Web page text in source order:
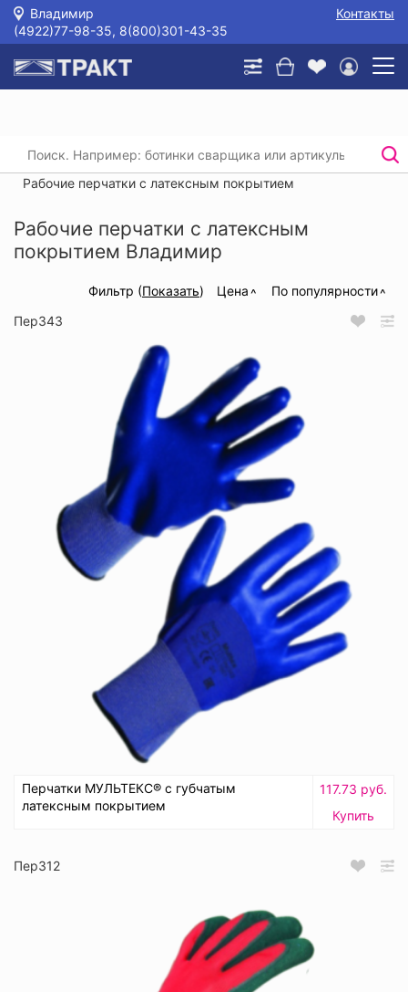
Владимир
Контакты
(4922)77-98-35, 8(800)301-43-35
Главная / /
Перчатки текстильные с покрытием
Рабочие перчатки с латексным покрытием
Рабочие перчатки с латексным
покрытием Владимир
Фильтр (Показать) Цена
По популярности
Пер343
Перчатки МУЛЬТЕКС® с губчатым
латексным покрытием
117.73 руб.
Купить
Пер312